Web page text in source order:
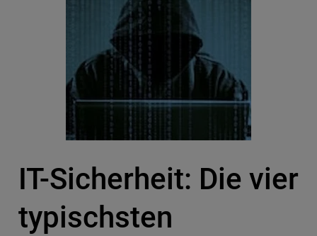
IT-Sicherheit: Die vier
typischsten